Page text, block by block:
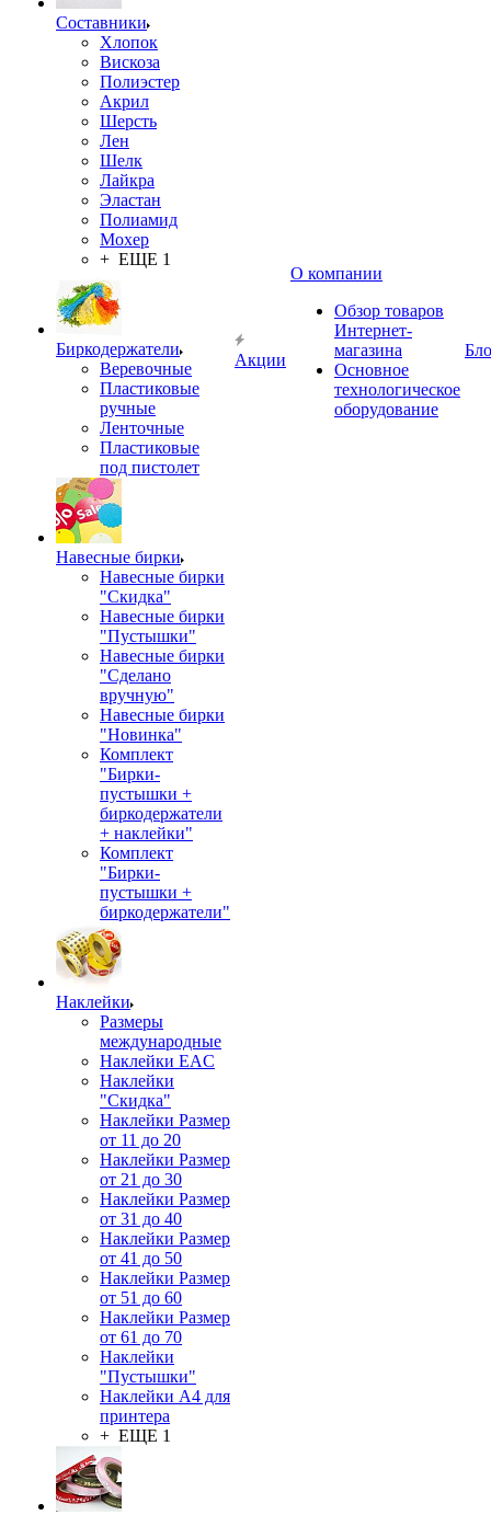
Составники
Хлопок
Вискоза
Полиэстер
Акрил
Шерсть
Лен
Шелк
Лайкра
Эластан
Полиамид
Мохер
+ ЕЩЕ 1
Биркодержатели
Веревочные
Пластиковые
ручные
Ленточные
Пластиковые
под пистолет
Навесные бирки
Навесные бирки
"Скидка"
Навесные бирки
"Пустышки"
Навесные бирки
"Сделано
вручную"
Навесные бирки
"Новинка"
Комплект
"Бирки-
пустышки +
биркодержатели
+ наклейки"
Комплект
"Бирки-
пустышки +
биркодержатели"
Наклейки
Размеры
международные
Наклейки EAC
Наклейки
"Скидка"
Наклейки Размер
от 11 до 20
Наклейки Размер
от 21 до 30
Наклейки Размер
от 31 до 40
Наклейки Размер
от 41 до 50
Наклейки Размер
от 51 до 60
Наклейки Размер
от 61 до 70
Наклейки
"Пустышки"
Наклейки А4 для
принтера
+ ЕЩЕ 1
Акции
О компании
Обзор товаров
Интернет-
магазина
Основное
технологическое
оборудование